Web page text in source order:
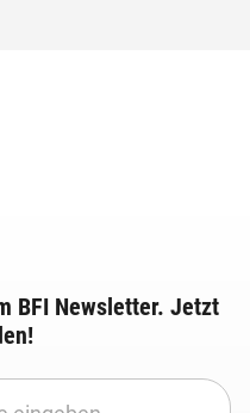
BFI Newsletter. Jetzt